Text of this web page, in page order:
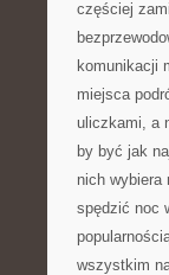
częściej
komunikacji
miejsca
uliczkami, a
by być jak
nich wybiera
spędzić noc
wszystkim